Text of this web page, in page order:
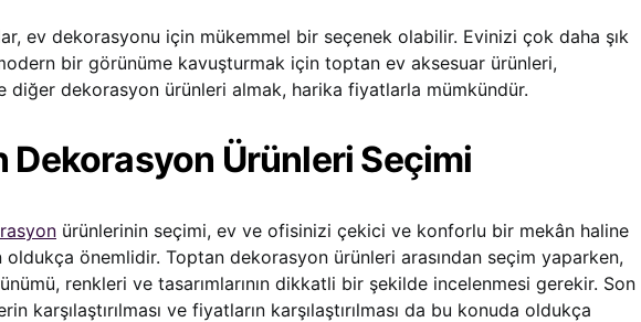
ev dekorasyonu için mükemmel bir seçenek olabilir. Evinizi çok daha şık
bir görünüme kavuşturmak için toptan ev aksesuar ürünleri,
diğer dekorasyon ürünleri almak, harika fiyatlarla mümkündür.
Dekorasyon Ürünleri Seçimi
ürünlerinin seçimi, ev ve ofisinizi çekici ve konforlu bir mekân haline
önemlidir. Toptan dekorasyon ürünleri arasından seçim yaparken,
renkleri ve tasarımlarının dikkatli bir şekilde incelenmesi gerekir. Son
karşılaştırılması ve fiyatların karşılaştırılması da bu konuda oldukça